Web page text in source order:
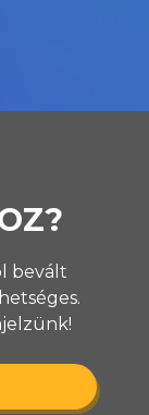
bevált